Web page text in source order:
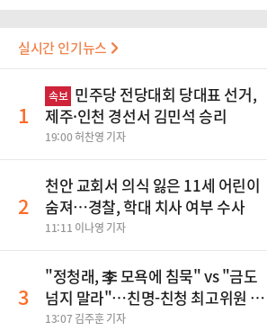
실시간 인기뉴스
1
속보 민주당 전당대회 당대표 선거,
제주·인천 경선서 김민석 승리
19:00 허찬영 기자
2
천안 교회서 의식 잃은 11세 어린이
숨져…경찰, 학대 치사 여부 수사
11:11 이나영 기자
3
"정청래, 李 모욕에 침묵" vs "금도
넘지 말라"…친명-친청 최고위원 후
보, 제주서 격돌
13:07 김주훈 기자